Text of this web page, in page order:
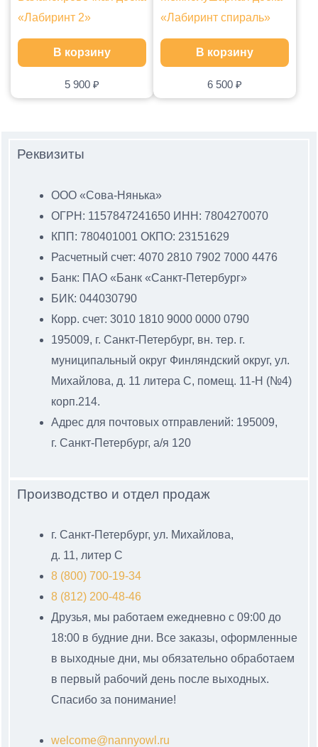
5 900 ₽
«Лабиринт 2»
В корзину
6 500₽
«Лабиринт спираль»
В корзину
Реквизиты
ООО «Сова-Нянька»
ОГРН: 1157847241650 ИНН: 7804270070
КПП: 780401001 ОКПО: 23151629
Расчетный счет: 4070 2810 7902 7000 4476
Банк: ПАО «Банк «Санкт-Петербург»
БИК: 044030790
Корр. счет: 3010 1810 9000 0000 0790
195009, г. Санкт-Петербург, вн. тер. г.
муниципальный округ Финляндский округ, ул.
Михайлова, д. 11 литера С, помещ. 11-Н (№4)
корп.214.
Адрес для почтовых отправлений: 195009,
г. Санкт-Петербург, а/я 120
Производство и отдел продаж
г. Санкт-Петербург, ул. Михайлова,
д. 11, литер С
8 (800) 700-19-34
8 (812) 200-48-46
Друзья, мы работаем ежедневно с 09:00 до
18:00 в будние дни. Все заказы, оформленные
в выходные дни, мы обязательно обработаем
в первый рабочий день после выходных.
Спасибо за понимание!
welcome@nannyowl.ru